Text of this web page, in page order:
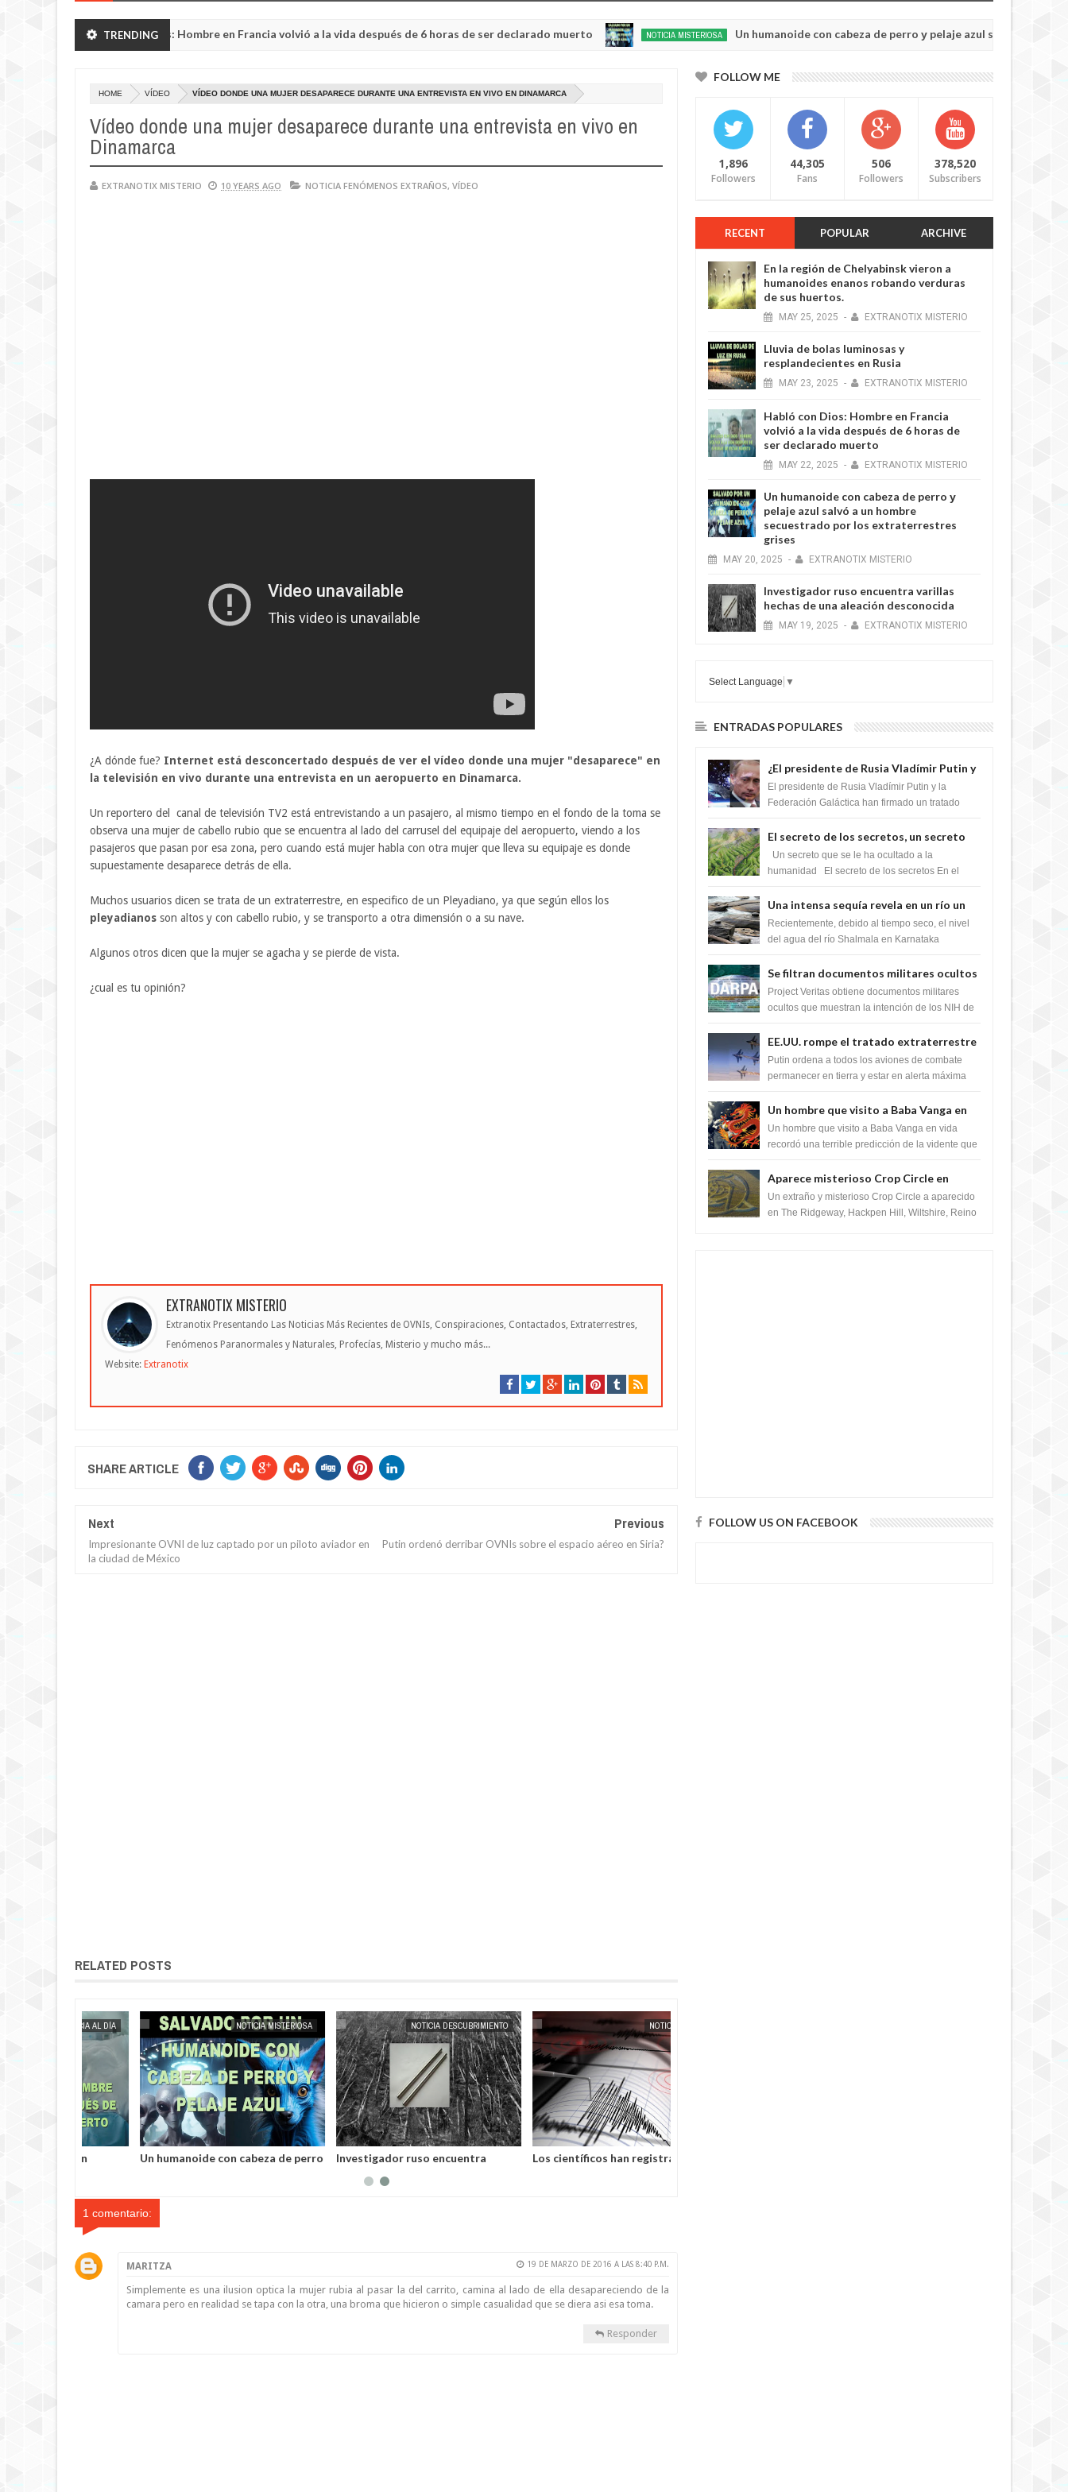
TRENDING
Habló con Dios: Hombre en Francia volvió a la vida después de 6 horas de ser declarado muerto NOTICIA MISTERIOSA Un humanoide con cabeza de perro у pelaje azul salvó a un hombre
HOME VÍDEO VÍDEO DONDE UNA MUJER DESAPARECE DURANTE UNA ENTREVISTA EN VIVO EN DINAMARCA
Vídeo donde una mujer desaparece durante una entrevista en vivo en
Dinamarca
EXTRANOTIX MISTERIO 10 YEARS AGO NOTICIA FENÓMENOS EXTRAÑOS, VÍDEO
¿A dónde fue? Internet está desconcertado después de ver el vídeo donde una mujer "desaparece" en
la televisión en vivo durante una entrevista en un aeropuerto en Dinamarca.
Un reportero del canal de televisión TV2 está entrevistando a un pasajero, al mismo tiempo en el fondo de la toma se
observa una mujer de cabello rubio que se encuentra al lado del carrusel del equipaje del aeropuerto, viendo a los
pasajeros que pasan por esa zona, pero cuando está mujer habla con otra mujer que lleva su equipaje es donde
supuestamente desaparece detrás de ella.
Muchos usuarios dicen se trata de un extraterrestre, en especifico de un Pleyadiano, ya que según ellos los
pleyadianos son altos y con cabello rubio, y se transporto a otra dimensión o a su nave.
Algunos otros dicen que la mujer se agacha y se pierde de vista.
¿cual es tu opinión?
EXTRANOTIX MISTERIO
Extranotix Presentando Las Noticias Más Recientes de OVNIs, Conspiraciones, Contactados, Extraterrestres,
Fenómenos Paranormales y Naturales, Profecías, Misterio y mucho más...
Website: Extranotix
SHARE ARTICLE
Next
Impresionante OVNI de luz captado por un piloto aviador en
la ciudad de México
Previous
Putin ordenó derribar OVNIs sobre el espacio aéreo en Siria?
RELATED POSTS
MAY 25, 2025 MAY 23, 2025 MAY
NOTICIA MISTERIOSA
Un humanoide con cabeza de perro
NOTICIA DESCUBRIMIENTO
Investigador ruso encuentra
NOTICIA AL DÍA
Los científicos han registrado
1 comentario:
MARITZA 19 DE MARZO DE 2016 A LAS 8:40 P.M.
Simplemente es una ilusion optica la mujer rubia al pasar la del carrito, camina al lado de ella desapareciendo de la
camara pero en realidad se tapa con la otra, una broma que hicieron o simple casualidad que se diera asi esa toma.
Responder
FOLLOW ME
1,896
Followers
44,305
Fans
506
Followers
378,520
Subscribers
RECENT POPULAR ARCHIVE
En la región de Chelyabinsk vieron a
humanoides enanos robando verduras
de sus huertos.
MAY 25, 2025 - EXTRANOTIX MISTERIO
Lluvia de bolas luminosas y
resplandecientes en Rusia
MAY 23, 2025 - EXTRANOTIX MISTERIO
Habló con Dios: Hombre en Francia
volvió a la vida después de 6 horas de
ser declarado muerto
MAY 22, 2025 - EXTRANOTIX MISTERIO
Un humanoide con cabeza de perro у
pelaje azul salvó a un hombre
secuestrado por los extraterrestres
grises
MAY 20, 2025 - EXTRANOTIX MISTERIO
Investigador ruso encuentra varillas
hechas de una aleación desconocida
MAY 19, 2025 - EXTRANOTIX MISTERIO
Select Language ▼
ENTRADAS POPULARES
¿El presidente de Rusia Vladímir Putin y
la Federación Galactica han firmado un
tratado para acabar con los Sionistas?
El presidente de Rusia Vladímir Putin y la
Federación Galáctica han firmado un tratado
Si...
El secreto de los secretos, un secreto
que cambiaría por completo el destino
de la humanidad
Un secreto que se le ha ocultado a la
humanidad El secreto de los secretos En el
m...
Una intensa sequía revela en un río un
impresionante hallazgo de miles de
Shiva Lingas
Recientemente, debido al tiempo seco, el nivel
del agua del río Shalmala en Karnataka
Shiv...
Se filtran documentos militares ocultos
que muestran la intención de los NIH de
crear el SARS-CoV-2, utilizando la
Project Veritas obtiene documentos militares
ocultos que muestran la intención de los NIH de
EE.UU. rompe el tratado extraterrestre
y se prepara para destruir el misterioso
satélite "Caballero Negro"
Putin ordena a todos los aviones de combate
permanecer en tierra y estar en alerta máxima
el ...
Un hombre que visito a Baba Vanga en
vida recordó la terrible predicción de la
vidente para febrero de 2022.
Un hombre que visito a Baba Vanga en vida
recordó una terrible predicción de la vidente que
pron...
Aparece misterioso Crop Circle en
Reino Unido 23 de junio 2016
Un extraño y misterioso Crop Circle a aparecido
en The Ridgeway, Hackpen Hill, Wiltshire, Reino
FOLLOW US ON FACEBOOK